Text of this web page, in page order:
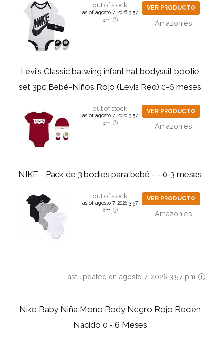
out of stock
as of agosto 7, 2026 3:57
pm
VER PRODUCTO
Amazon.es
Levi's Classic batwing infant hat bodysuit bootie
set 3pc Bebé-Niños Rojo (Levis Red) 0-6 meses
out of stock
as of agosto 7, 2026 3:57
pm
VER PRODUCTO
Amazon.es
NIKE - Pack de 3 bodies para bebé - - 0-3 meses
out of stock
as of agosto 7, 2026 3:57
pm
VER PRODUCTO
Amazon.es
Last updated on agosto 7, 2026 3:57 pm
Nike Baby Niña Mono Body Negro Rojo Recién
Nacido 0 - 6 Meses